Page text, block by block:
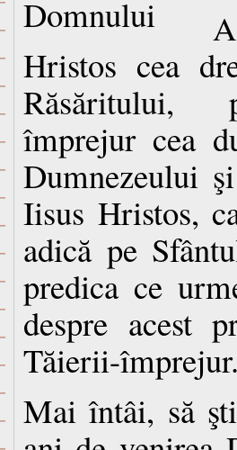
Hristos cea
Răsăritului,
împrejur cea
Dumnezeului
Iisus Hristos,
adică pe
predica ce
despre acest
Tăierii-
Mai întâi, să